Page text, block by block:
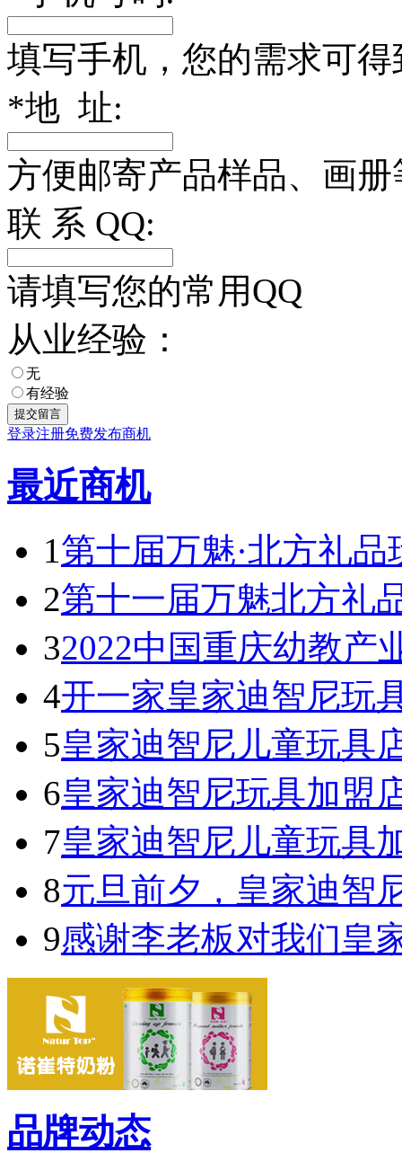
填写手机，您的需求可
*地 址:
方便邮寄产品样品、画
联 系 QQ:
请填写您的常用QQ
从业经验：
无
有经验
登录注册免费发布商机
最近商机
1第十届万魅·北方礼
2第十一届万魅北方礼
32022中国重庆幼教产
4开一家皇家迪智尼玩
5皇家迪智尼儿童玩具
6皇家迪智尼玩具加盟
7皇家迪智尼儿童玩具
8元旦前夕，皇家迪智
9感谢李老板对我们皇
品牌动态